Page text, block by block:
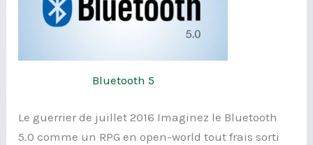
Bluetooth 5
Le guerrier de juillet 2016 Imaginez le Bluetooth
5.0 comme un RPG en open-world tout frais sorti